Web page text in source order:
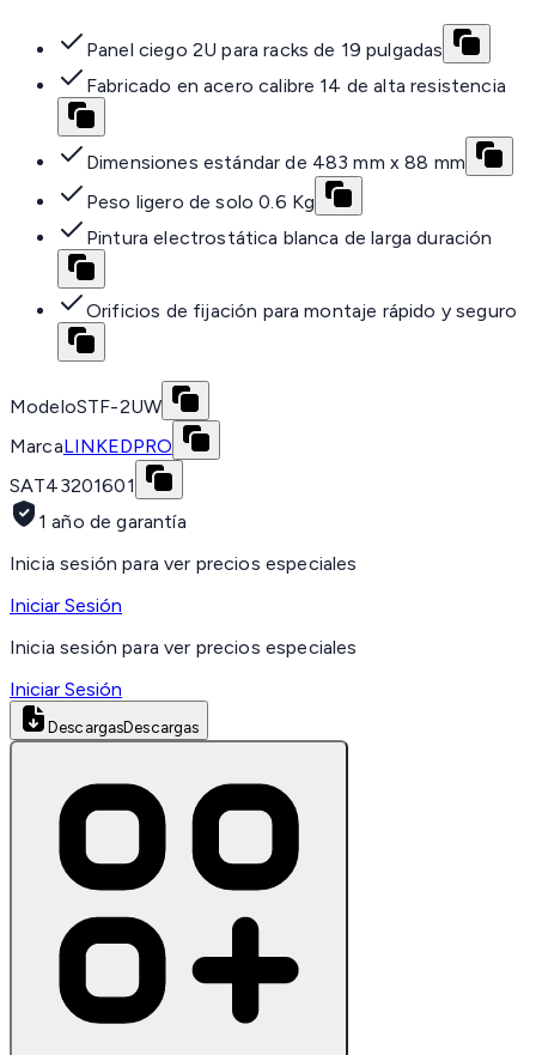
Panel ciego 2U para racks de 19 pulgadas
Fabricado en acero calibre 14 de alta resistencia
Dimensiones estándar de 483 mm x 88 mm
Peso ligero de solo 0.6 Kg
Pintura electrostática blanca de larga duración
Orificios de fijación para montaje rápido y seguro
ModeloSTF-2UW
MarcaLINKEDPRO
SAT43201601
1 año de garantía
Inicia sesión para ver precios especiales
Iniciar Sesión
Inicia sesión para ver precios especiales
Iniciar Sesión
DescargasDescargas